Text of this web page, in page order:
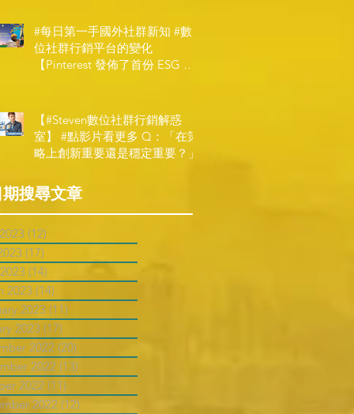
#每日第一手國外社群新知 #數
位社群行銷平台的變化
【Pinterest 發佈了首份 ESG 報
【#Steven數位社群行銷解惑
室】 #點影片看更多​ Q：「在策
略上創新重要還是穩定重要？」
搜尋文章
(12)
(17)
(14)
2023 (14)
2023 (11)
2023 (17)
2022 (20)
2022 (13)
2022 (11)
2022 (12)